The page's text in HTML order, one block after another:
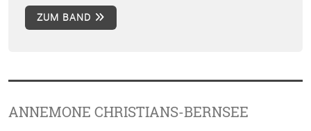
ZUM BAND
ANNEMONE CHRISTIANS-BERNSEE